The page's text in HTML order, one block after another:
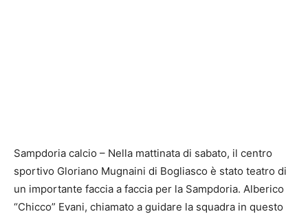
Sampdoria calcio – Nella mattinata di sabato, il centro
sportivo Gloriano Mugnaini di Bogliasco è stato teatro di
un importante faccia a faccia per la Sampdoria. Alberico
“Chicco” Evani, chiamato a guidare la squadra in questo